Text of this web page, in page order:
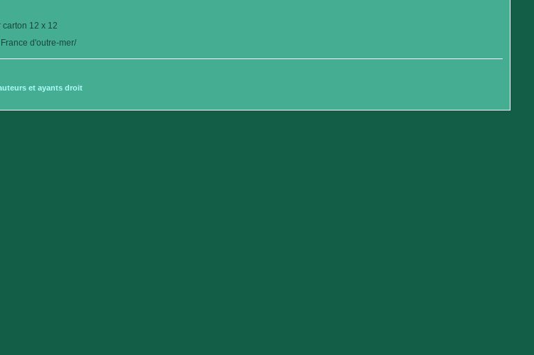
12 x 12
d'outre-mer/
et ayants droit